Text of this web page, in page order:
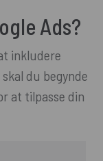
Ads?
inkludere
du begynde
at tilpasse din